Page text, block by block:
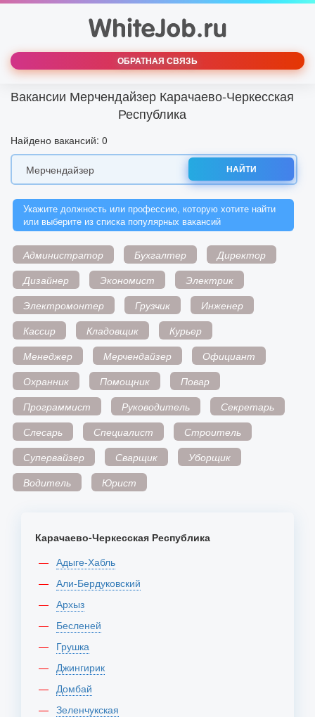
ОБРАТНАЯ СВЯЗЬ
Вакансии Мерчендайзер Карачаево-Черкесская
Республика
Найдено вакансий: 0
НАЙТИ
Укажите должность или профессию, которую хотите найти
или выберите из списка популярных вакансий
Администратор Бухгалтер
Директор
Дизайнер
Экономист
Электрик
Электромонтер
Грузчик
Инженер
Кассир
Кладовщик
Курьер
Менеджер
Мерчендайзер
Официант
Охранник
Помощник
Повар
Программист
Руководитель
Секретарь
Слесарь
Специалист
Строитель
Супервайзер
Сварщик
Уборщик
Водитель
Юрист
Карачаево-Черкесская Республика
Адыге-Хабль
Али-Бердуковский
Архыз
Бесленей
Грушка
Джингирик
Домбай
Зеленчукская